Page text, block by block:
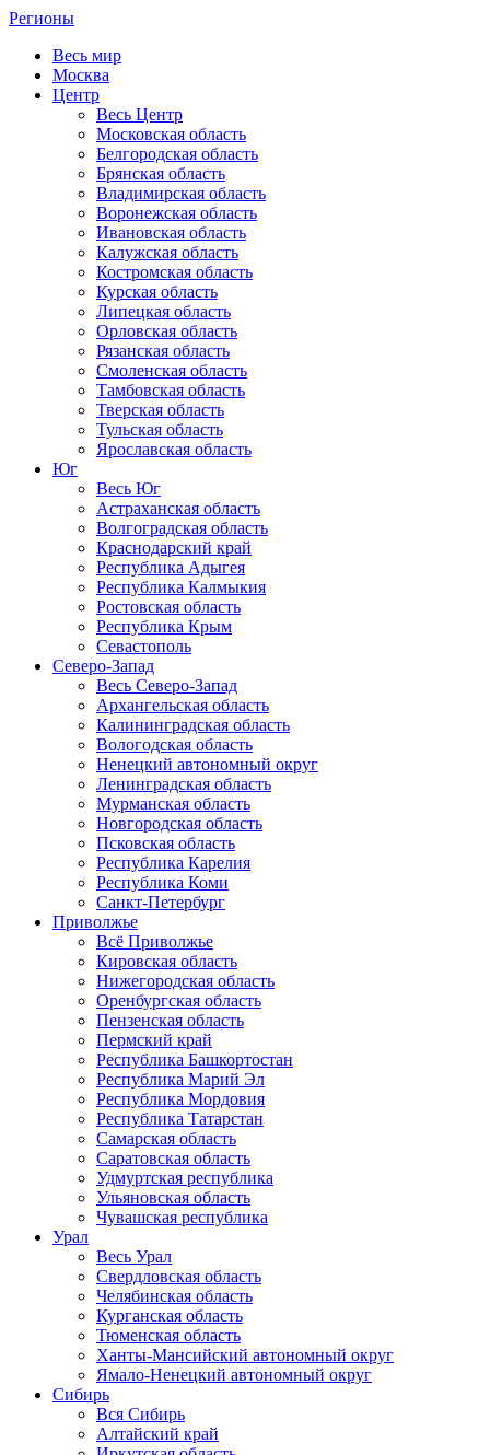
Регионы
Весь мир
Москва
Центр
Весь Центр
Московская область
Белгородская область
Брянская область
Владимирская область
Воронежская область
Ивановская область
Калужская область
Костромская область
Курская область
Липецкая область
Орловская область
Рязанская область
Смоленская область
Тамбовская область
Тверская область
Тульская область
Ярославская область
Юг
Весь Юг
Астраханская область
Волгоградская область
Краснодарский край
Республика Адыгея
Республика Калмыкия
Ростовская область
Республика Крым
Севастополь
Северо-Запад
Весь Северо-Запад
Архангельская область
Калининградская область
Вологодская область
Ненецкий автономный округ
Ленинградская область
Мурманская область
Новгородская область
Псковская область
Республика Карелия
Республика Коми
Санкт-Петербург
Приволжье
Всё Приволжье
Кировская область
Нижегородская область
Оренбургская область
Пензенская область
Пермский край
Республика Башкортостан
Республика Марий Эл
Республика Мордовия
Республика Татарстан
Самарская область
Саратовская область
Удмуртская республика
Ульяновская область
Чувашская республика
Урал
Весь Урал
Свердловская область
Челябинская область
Курганская область
Тюменская область
Ханты-Мансийский автономный округ
Ямало-Ненецкий автономный округ
Сибирь
Вся Сибирь
Алтайский край